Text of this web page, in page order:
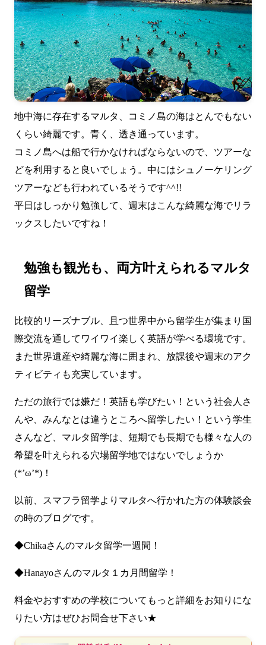
地中海に存在するマルタ、コミノ島の海はとんでもない
くらい綺麗です。青く、透き通っています。
コミノ島へは船で行かなければならないので、ツアーな
どを利用すると良いでしょう。中にはシュノーケリング
ツアーなども行われているそうです^^!!
平日はしっかり勉強して、週末はこんな綺麗な海でリラ
ックスしたいですね！
勉強も観光も、両方叶えられるマルタ
留学
比較的リーズナブル、且つ世界中から留学生が集まり国
際交流を通してワイワイ楽しく英語が学べる環境です。
また世界遺産や綺麗な海に囲まれ、放課後や週末のアク
ティビティも充実しています。
ただの旅行では嫌だ！英語も学びたい！という社会人さ
んや、みんなとは違うところへ留学したい！という学生
さんなど、マルタ留学は、短期でも長期でも様々な人の
希望を叶えられる穴場留学地ではないでしょうか
(*’ω’*)！
以前、スマフラ留学よりマルタへ行かれた方の体験談会
の時のブログです。
◆Chikaさんのマルタ留学一週間！
◆Hanayoさんのマルタ１カ月間留学！
料金やおすすめの学校についてもっと詳細をお知りにな
りたい方はぜひお問合せ下さい★